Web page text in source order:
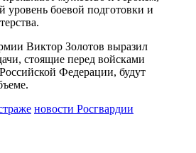
уровень боевой подготовки и
Виктор Золотов выразил
стоящие перед войсками
Федерации, будут
новости Росгвардии